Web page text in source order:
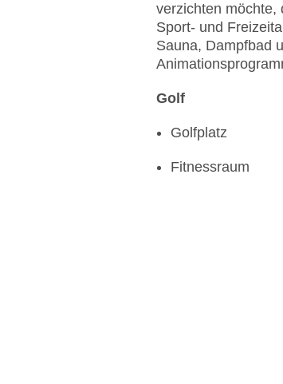
verzichten möchte,
Sport- und
Sauna, Dampfbad
Golf
Golfplatz
Fitnessraum